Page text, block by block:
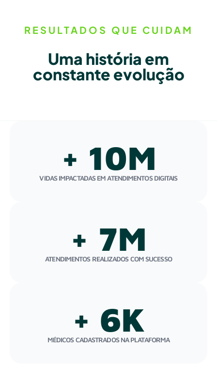
RESULTADOS QUE CUIDAM
Uma história em
constante evolução
VIDAS IMPACTADAS EM ATENDIMENTOS DIGITAIS
+ 10M
ATENDIMENTOS REALIZADOS COM SUCESSO
+ 7M
MÉDICOS CADASTRADOS NA PLATAFORMA
+ 6K